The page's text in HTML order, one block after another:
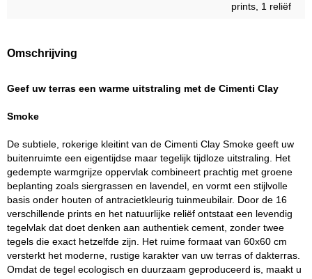
prints, 1 reliëf
Omschrijving
Geef uw terras een warme uitstraling met de Cimenti Clay
Smoke
De subtiele, rokerige kleitint van de Cimenti Clay Smoke geeft uw
buitenruimte een eigentijdse maar tegelijk tijdloze uitstraling. Het
gedempte warmgrijze oppervlak combineert prachtig met groene
beplanting zoals siergrassen en lavendel, en vormt een stijlvolle
basis onder houten of antracietkleurig tuinmeubilair. Door de 16
verschillende prints en het natuurlijke reliëf ontstaat een levendig
tegelvlak dat doet denken aan authentiek cement, zonder twee
tegels die exact hetzelfde zijn. Het ruime formaat van 60x60 cm
versterkt het moderne, rustige karakter van uw terras of dakterras.
Omdat de tegel ecologisch en duurzaam geproduceerd is, maakt u